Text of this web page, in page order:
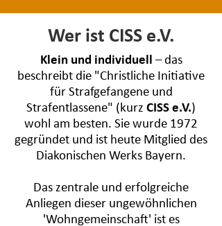
Wer ist CISS e.V.
Klein und individuell – das
beschreibt die "Christliche Initiative
für Strafgefangene und
Strafentlassene" (kurz CISS e.V.)
wohl am besten. Sie wurde 1972
gegründet und ist heute Mitglied des
Diakonischen Werks Bayern.
Das zentrale und erfolgreiche
Anliegen dieser ungewöhnlichen
'Wohngemeinschaft' ist es